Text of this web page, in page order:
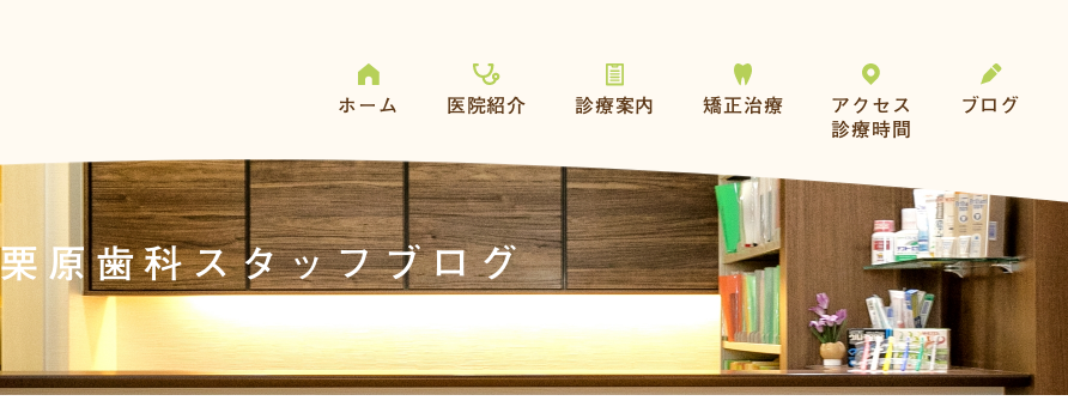
ホーム 医院紹介 診療案内
予防とメンテナンス
歯を失った方へ
その他
矯正治療
こどもの矯正
アクセス
診療時間
ブログ
栗原歯科スタッフブログ